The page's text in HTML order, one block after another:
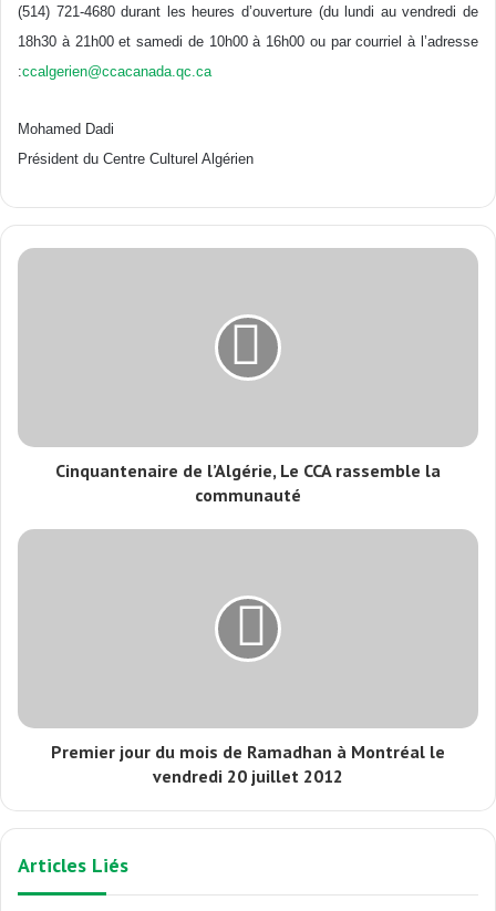
(514) 721-4680 durant les heures d’ouverture (du lundi au vendredi de
18h30 à 21h00 et samedi de 10h00 à 16h00 ou par courriel à l’adresse
:ccalgerien@ccacanada.qc.ca
Mohamed Dadi
Président du Centre Culturel Algérien
Cinquantenaire de l’Algérie, Le CCA rassemble la
communauté
Premier jour du mois de Ramadhan à Montréal le
vendredi 20 juillet 2012
Articles Liés